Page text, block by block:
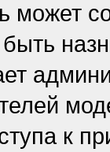
может
быть
к